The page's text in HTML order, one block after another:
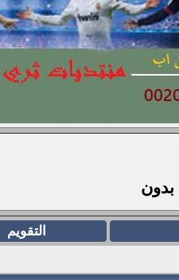
بدون
التقويم